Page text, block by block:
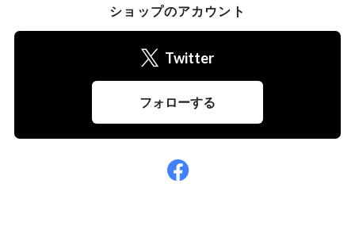
ショップのアカウント
Twitter
フォローする